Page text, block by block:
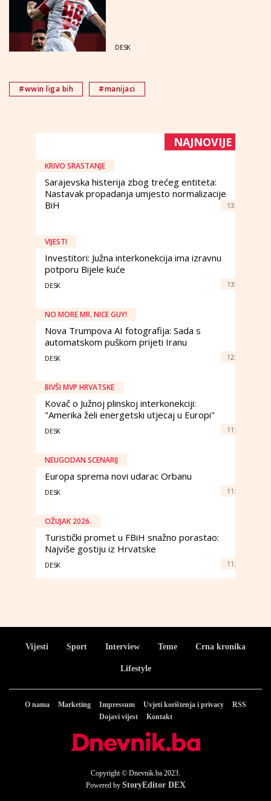
DESK
#wwin liga bih #manijaci
NAJNOVIJE
KRIVO SRASTANJE
Sarajevska histerija zbog trećeg entiteta:
Nastavak propadanja umjesto normalizacije
BiH
13:
VIJESTI
Investitori: Južna interkonekcija ima izravnu
potporu Bijele kuće
DESK 13:
NO MORE MR. NICE GUY!
Nova Trumpova AI fotografija: Sada s
automatskom puškom prijeti Iranu
DESK 12:
BIVŠI MVP HRVATSKE
Kovač o Južnoj plinskoj interkonekciji:
"Amerika želi energetski utjecaj u Europi"
DESK 11:
NEUGODAN SCENARIJ
Europa sprema novi udarac Orbanu
DESK 11:
OŽUJAK 2026.
Turistički promet u FBiH snažno porastao:
Najviše gostiju iz Hrvatske
DESK 11:
Vijesti Sport Interview Teme Crna kronika
Lifestyle
O nama Marketing Impressum Uvjeti korištenja i privacy
RSS
Dojavi vijest
Kontakt
Copyright © Dnevnik.ba 2023.
Powered by StoryEditor DEX